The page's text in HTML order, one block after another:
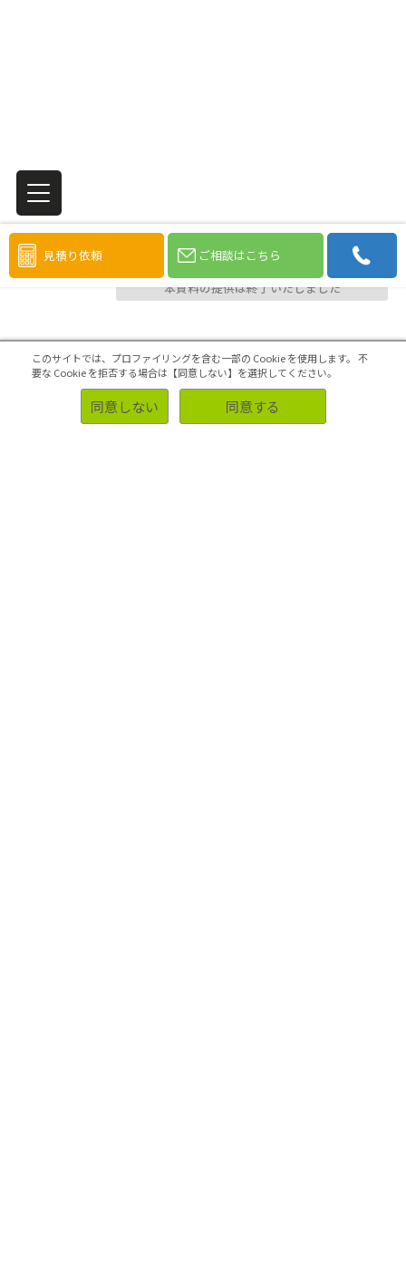
本資料の提供は終了いたしました
見積り依頼 ご相談はこちら
このサイトでは、プロファイリングを含む一部の Cookie を使用します。 不
要な Cookie を拒否する場合は【同意しない】を選択してください。
同意しない 同意する